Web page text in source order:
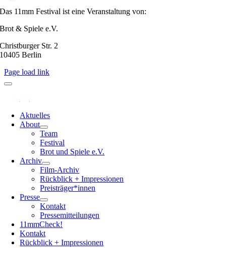
Das 11mm Festival ist eine Veranstaltung von:
Brot & Spiele e.V.
Christburger Str. 2
10405 Berlin
Page load link
Aktuelles
About
Team
Festival
Brot und Spiele e.V.
Archiv
Film-Archiv
Rückblick + Impressionen
Preisträger*innen
Presse
Kontakt
Pressemitteilungen
11mmCheck!
Kontakt
Rückblick + Impressionen